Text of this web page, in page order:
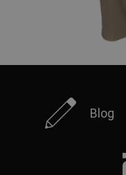
Blog